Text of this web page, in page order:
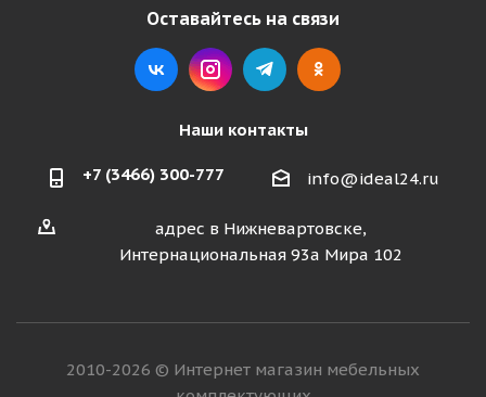
Оставайтесь на связи
Наши контакты
+7 (3466) 300-777 info@ideal24.ru
адрес в Нижневартовске,
Интернациональная 93а Мира 102
2010-2026 © Интернет магазин мебельных